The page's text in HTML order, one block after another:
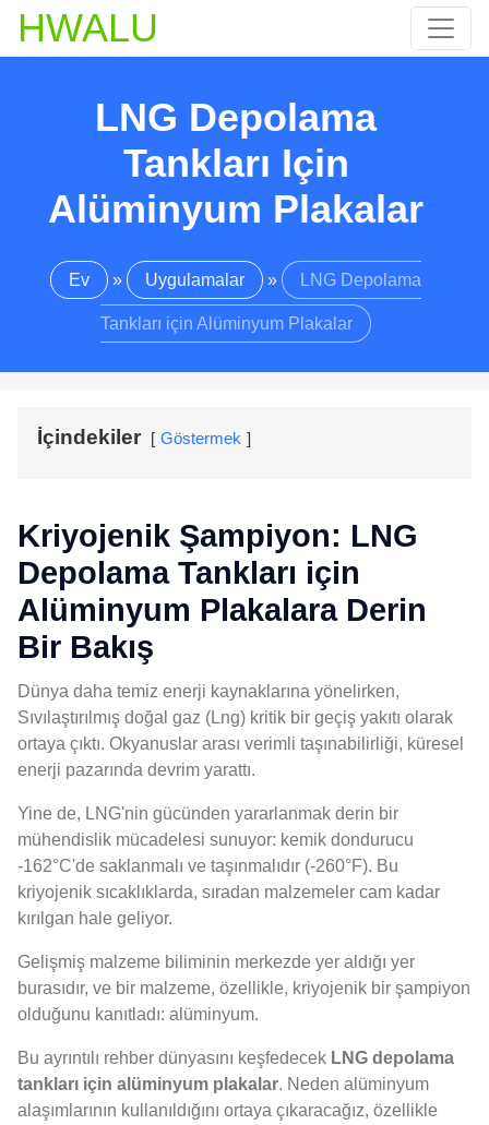
HWALU
LNG Depolama
Tankları Için
Alüminyum Plakalar
Ev » Uygulamalar » LNG Depolama
Tankları için Alüminyum Plakalar
İçindekiler Göstermek
Kriyojenik Şampiyon: LNG
Depolama Tankları için
Alüminyum Plakalara Derin
Bir Bakış
Dünya daha temiz enerji kaynaklarına yönelirken,
Sıvılaştırılmış doğal gaz (Lng) kritik bir geçiş yakıtı olarak
ortaya çıktı. Okyanuslar arası verimli taşınabilirliği, küresel
enerji pazarında devrim yarattı.
Yine de, LNG'nin gücünden yararlanmak derin bir
mühendislik mücadelesi sunuyor: kemik dondurucu
-162°C'de saklanmalı ve taşınmalıdır (-260°F). Bu
kriyojenik sıcaklıklarda, sıradan malzemeler cam kadar
kırılgan hale geliyor.
Gelişmiş malzeme biliminin merkezde yer aldığı yer
burasıdır, ve bir malzeme, özellikle, kriyojenik bir şampiyon
olduğunu kanıtladı: alüminyum.
Bu ayrıntılı rehber dünyasını keşfedecek LNG depolama
tankları için alüminyum plakalar. Neden alüminyum
alaşımlarının kullanıldığını ortaya çıkaracağız, özellikle